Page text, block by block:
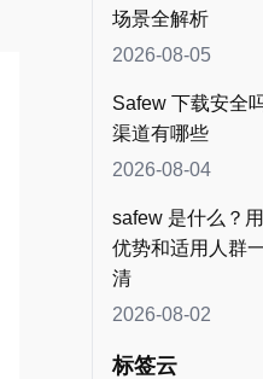
场景全解析
2026-08-05
Safew 下载安全
渠道有哪些
2026-08-04
safew 是什么？用
优势和适用人群
清
2026-08-02
标签云